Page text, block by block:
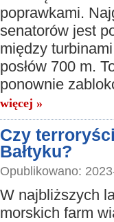
poprawkami.
senatorów jest
między
posłów 700 m.
ponownie
więcej »
Czy
Bałtyku?
Opublikowano:
W najbliższych
morskich farm